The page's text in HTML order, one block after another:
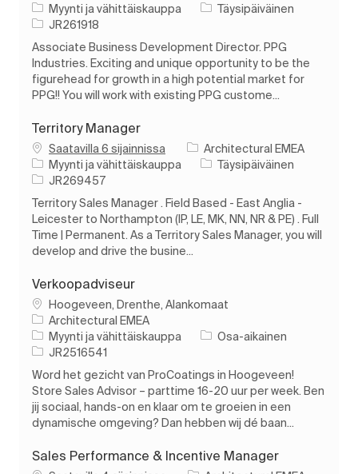
Luokka
Myynti ja vähittäiskauppa Työn tyyppi
Täysipäiväinen
Työn tunnus
JR261918
Associate Business Development Director. PPG
Industries. Exciting and unique opportunity to be the
figurehead for growth in a high potential market for
PPG!! You will work with existing PPG custome...
Territory Manager
Saatavilla 6 sijainnissa
Architectural EMEA
Luokka
Myynti ja vähittäiskauppa Työn tyyppi
Täysipäiväinen
Työn tunnus
JR269457
Territory Sales Manager . Field Based - East Anglia -
Leicester to Northampton (IP, LE, MK, NN, NR & PE) . Full
Time | Permanent. As a Territory Sales Manager, you will
develop and drive the busine...
Verkoopadviseur
PaikkaHoogeveen, Drenthe, Alankomaat
Architectural EMEA
Luokka
Myynti ja vähittäiskauppa Työn tyyppi
Osa-aikainen
Työn tunnus
JR2516541
Word het gezicht van ProCoatings in Hoogeveen!
Store Sales Advisor – parttime 16-20 uur per week. Ben
jij sociaal, hands-on en klaar om te groeien in een
dynamische omgeving? Dan hebben wij dé baan...
Sales Performance & Incentive Manager